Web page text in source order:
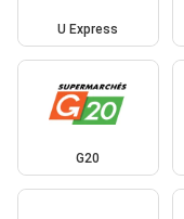
U Express
G20